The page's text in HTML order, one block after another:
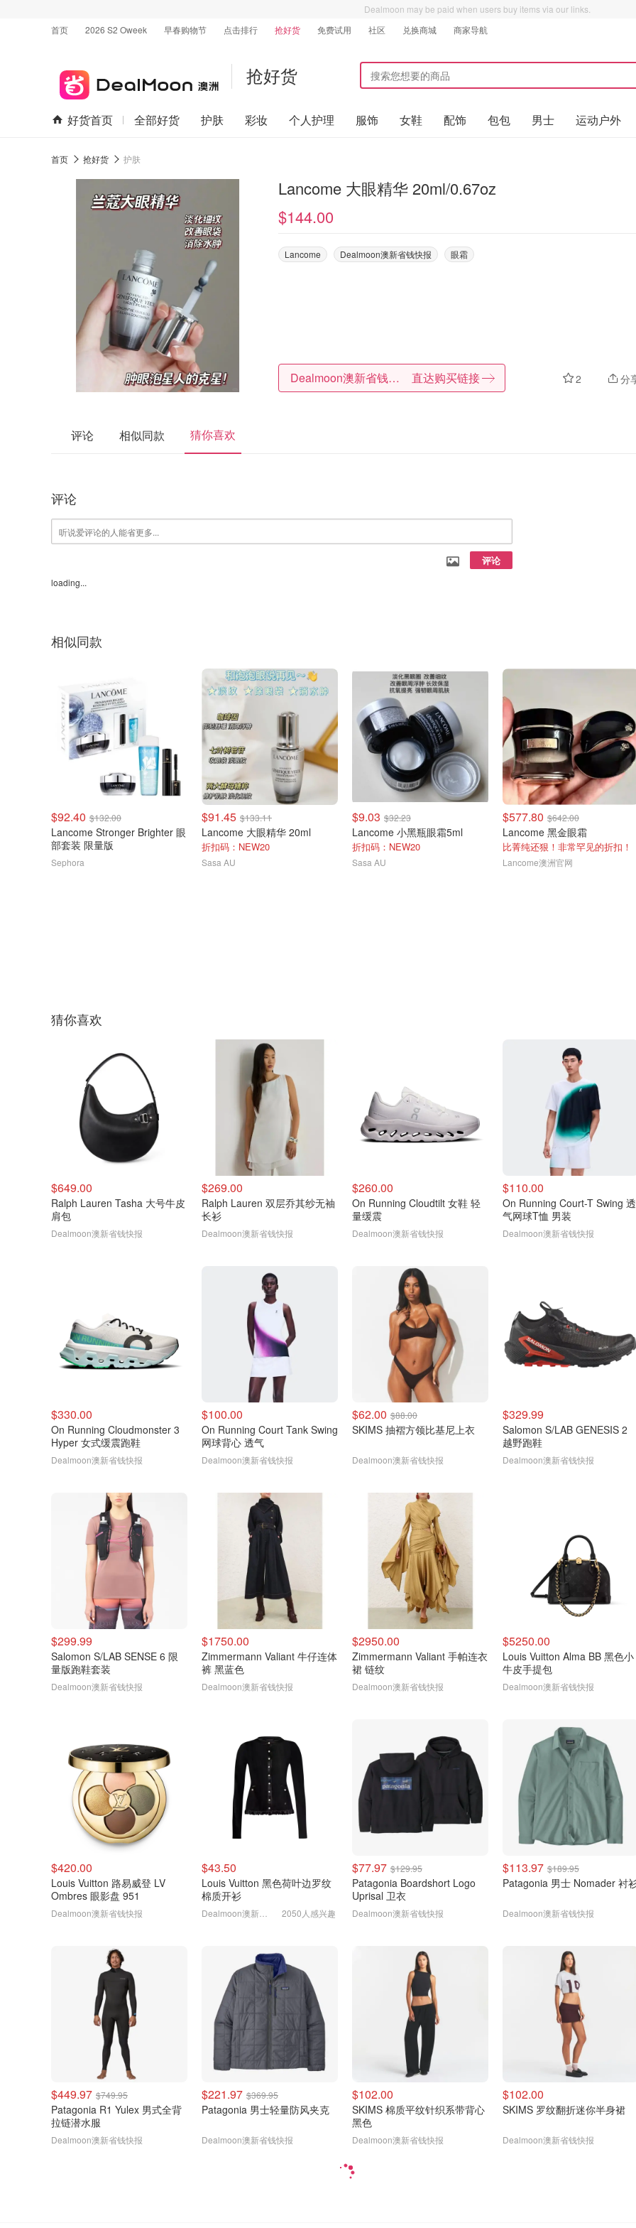
Dealmoon may be paid when users buy items via our links.
首页
2026 S2 Oweek 早春购物节 点击排行 抢好货 免费试用 社区 兑换商城 商家导航
抢好货
好货首页 全部好货 护肤 彩妆 个人护理 服饰 女鞋 配饰 包包 男士 运动户外
首页 抢好货 护肤
Lancome 大眼精华 20ml/0.67oz
$144.00
Lancome Dealmoon澳新省钱快报 眼霜
2 分
Dealmoon澳新省钱快报 直达购买链接
评论 相似同款 猜你喜欢
评论
评论
loading...
相似同款
$92.40 $132.00
Lancome Stronger Brighter 眼
部套装 限量版
Sephora
$91.45 $133.11
Lancome 大眼精华 20ml
折扣码：NEW20
Sasa AU
$9.03 $32.23
Lancome 小黑瓶眼霜5ml
折扣码：NEW20
Sasa AU
$577.80 $642.00
Lancome 黑金眼霜
比菁纯还狠！非常罕见的折扣！
Lancome澳洲官网
猜你喜欢
$649.00
Ralph Lauren Tasha 大号牛皮
肩包
Dealmoon澳新省钱快报
$269.00
Ralph Lauren 双层乔其纱无袖
长衫
Dealmoon澳新省钱快报
$260.00
On Running Cloudtilt 女鞋 轻
量缓震
Dealmoon澳新省钱快报
$110.00
On Running Court-T Swing 透
气网球T恤 男装
Dealmoon澳新省钱快报
$330.00
On Running Cloudmonster 3
Hyper 女式缓震跑鞋
Dealmoon澳新省钱快报
$100.00
On Running Court Tank Swing
网球背心 透气
Dealmoon澳新省钱快报
$62.00 $88.00
SKIMS 抽褶方领比基尼上衣
Dealmoon澳新省钱快报
$329.99
Salomon S/LAB GENESIS 2
越野跑鞋
Dealmoon澳新省钱快报
$299.99
Salomon S/LAB SENSE 6 限
量版跑鞋套装
Dealmoon澳新省钱快报
$1750.00
Zimmermann Valiant 牛仔连体
裤 黑蓝色
Dealmoon澳新省钱快报
$2950.00
Zimmermann Valiant 手帕连衣
裙 链纹
Dealmoon澳新省钱快报
$5250.00
Louis Vuitton Alma BB 黑色小
牛皮手提包
Dealmoon澳新省钱快报
$420.00
Louis Vuitton 路易威登 LV
Ombres 眼影盘 951
Dealmoon澳新省钱快报
$43.50
Louis Vuitton 黑色荷叶边罗纹
棉质开衫
2050人感兴趣
$77.97 $129.95
Patagonia Boardshort Logo
Uprisal 卫衣
Dealmoon澳新省钱快报
$113.97 $189.95
Patagonia 男士 Nomader 衬
Dealmoon澳新省钱快报
$449.97 $749.95
Patagonia R1 Yulex 男式全背
拉链潜水服
Dealmoon澳新省钱快报
$221.97 $369.95
Patagonia 男士轻量防风夹克
Dealmoon澳新省钱快报
$102.00
SKIMS 棉质平纹针织系带背心
黑色
Dealmoon澳新省钱快报
$102.00
SKIMS 罗纹翻折迷你半身裙
Dealmoon澳新省钱快报